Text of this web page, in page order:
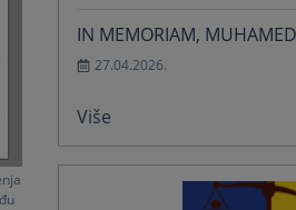
IN MEMORIAM,
27.04.2026.
Više